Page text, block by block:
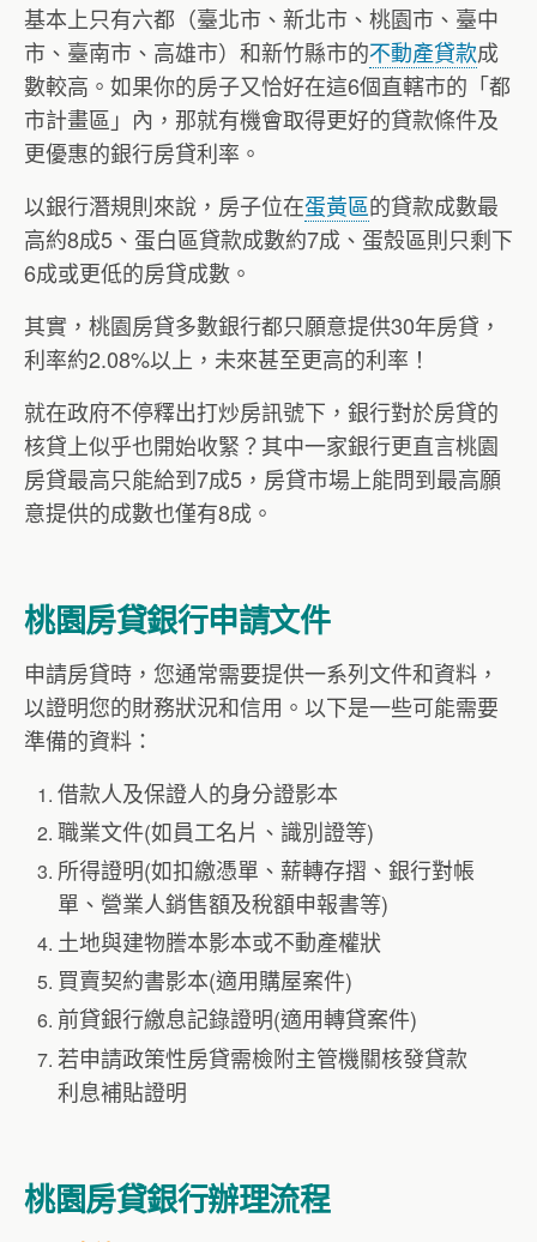
基本上只有六都（臺北市、新北市、桃園市、臺中
市、臺南市、高雄市）和新竹縣市的不動產貸款成
數較高。如果你的房子又恰好在這6個直轄市的「都
市計畫區」內，那就有機會取得更好的貸款條件及
更優惠的銀行房貸利率。
以銀行潛規則來說，房子位在蛋黃區的貸款成數最
高約8成5、蛋白區貸款成數約7成、蛋殼區則只剩下
6成或更低的房貸成數。
其實，桃園房貸多數銀行都只願意提供30年房貸，
利率約2.08%以上，未來甚至更高的利率！
就在政府不停釋出打炒房訊號下，銀行對於房貸的
核貸上似乎也開始收緊？其中一家銀行更直言桃園
房貸最高只能給到7成5，房貸市場上能問到最高願
意提供的成數也僅有8成。
桃園房貸銀行申請文件
申請房貸時，您通常需要提供一系列文件和資料，
以證明您的財務狀況和信用。以下是一些可能需要
準備的資料：
借款人及保證人的身分證影本
職業文件(如員工名片、識別證等)
所得證明(如扣繳憑單、薪轉存摺、銀行對帳
單、營業人銷售額及稅額申報書等)
土地與建物謄本影本或不動產權狀
買賣契約書影本(適用購屋案件)
前貸銀行繳息記錄證明(適用轉貸案件)
若申請政策性房貸需檢附主管機關核發貸款
利息補貼證明
桃園房貸銀行辦理流程